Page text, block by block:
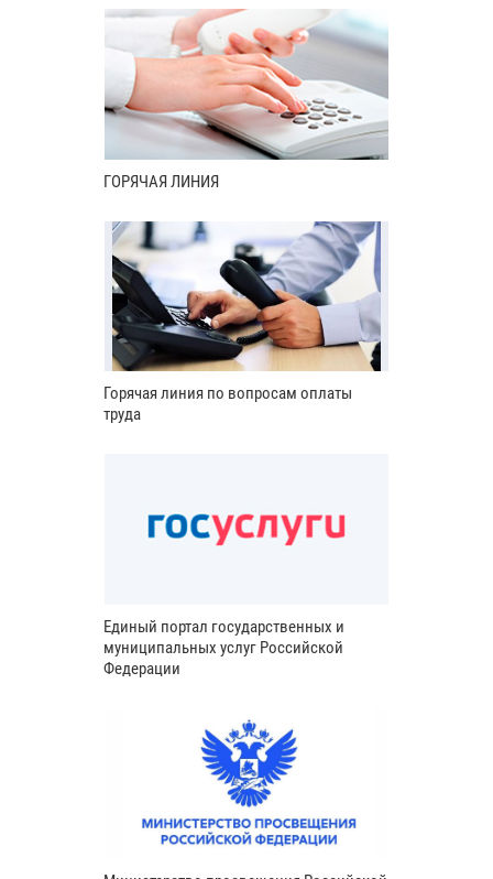
ГОРЯЧАЯ ЛИНИЯ
Горячая линия по вопросам оплаты
труда
Единый портал государственных и
муниципальных услуг Российской
Федерации